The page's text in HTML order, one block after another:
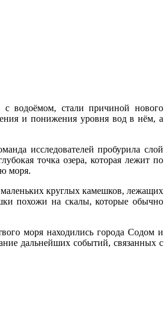
водоёмом, стали причиной нового
и понижения уровня вод в нём, а
исследователей пробурила слой
точка озера, которая лежит по
моря.
круглых камешков, лежащих
похожи на скалы, которые обычно
моря находились города Содом и
дальнейших событий, связанных с